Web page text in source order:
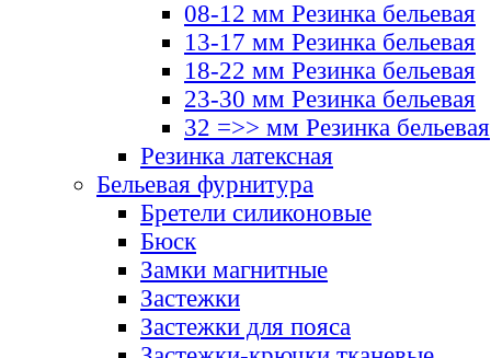
08-12 мм Резинка бельевая
13-17 мм Резинка бельевая
18-22 мм Резинка бельевая
23-30 мм Резинка бельевая
32 =>> мм Резинка бельевая
Резинка латексная
Бельевая фурнитура
Бретели силиконовые
Бюск
Замки магнитные
Застежки
Застежки для пояса